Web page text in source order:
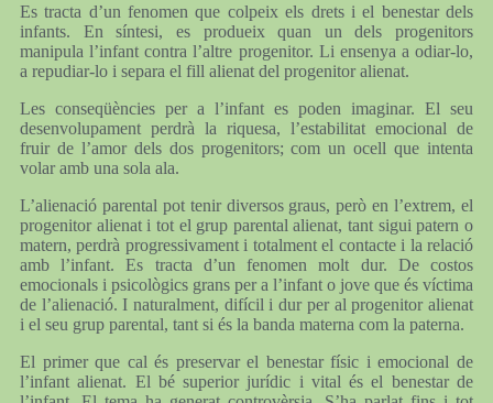
Es tracta d’un fenomen que colpeix els drets i el benestar dels
infants. En síntesi, es produeix quan un dels progenitors
manipula l’infant contra l’altre progenitor. Li ensenya a odiar-lo,
a repudiar-lo i separa el fill alienat del progenitor alienat.
Les conseqüències per a l’infant es poden imaginar. El seu
desenvolupament perdrà la riquesa, l’estabilitat emocional de
fruir de l’amor dels dos progenitors; com un ocell que intenta
volar amb una sola ala.
L’alienació parental pot tenir diversos graus, però en l’extrem, el
progenitor alienat i tot el grup parental alienat, tant sigui patern o
matern, perdrà progressivament i totalment el contacte i la relació
amb l’infant. Es tracta d’un fenomen molt dur. De costos
emocionals i psicològics grans per a l’infant o jove que és víctima
de l’alienació. I naturalment, difícil i dur per al progenitor alienat
i el seu grup parental, tant si és la banda materna com la paterna.
El primer que cal és preservar el benestar físic i emocional de
l’infant alienat. El bé superior jurídic i vital és el benestar de